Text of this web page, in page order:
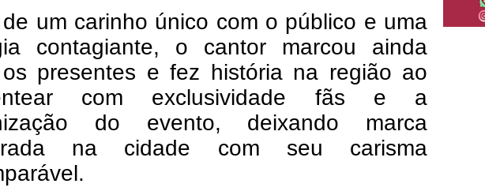
um carinho único com o público e uma
contagiante, o cantor marcou ainda
presentes e fez história na região ao
com exclusividade fãs e a
do evento, deixando marca
na cidade com seu carisma